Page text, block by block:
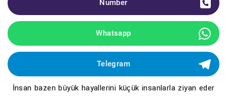
Number
Whatsapp
Telegram
İnsan bazen büyük hayallerini küçük insanlarla ziyan eder